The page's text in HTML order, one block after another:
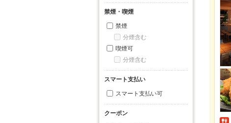
禁煙・喫煙
禁煙
分煙含む
喫煙可
分煙含む
スマート支払い
スマート支払い可
クーポン